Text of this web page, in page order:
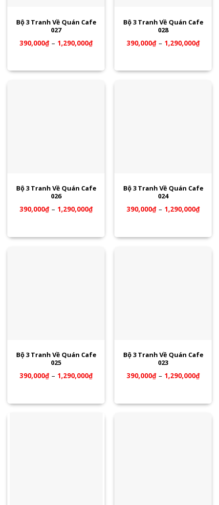
Bộ 3 Tranh Về Quán Cafe
027
390,000₫– 1,290,000₫
Bộ 3 Tranh Về Quán Cafe
028
390,000₫– 1,290,000₫
Bộ 3 Tranh Về Quán Cafe
026
390,000₫– 1,290,000₫
Bộ 3 Tranh Về Quán Cafe
024
390,000₫– 1,290,000₫
Bộ 3 Tranh Về Quán Cafe
025
390,000₫– 1,290,000₫
Bộ 3 Tranh Về Quán Cafe
023
390,000₫– 1,290,000₫